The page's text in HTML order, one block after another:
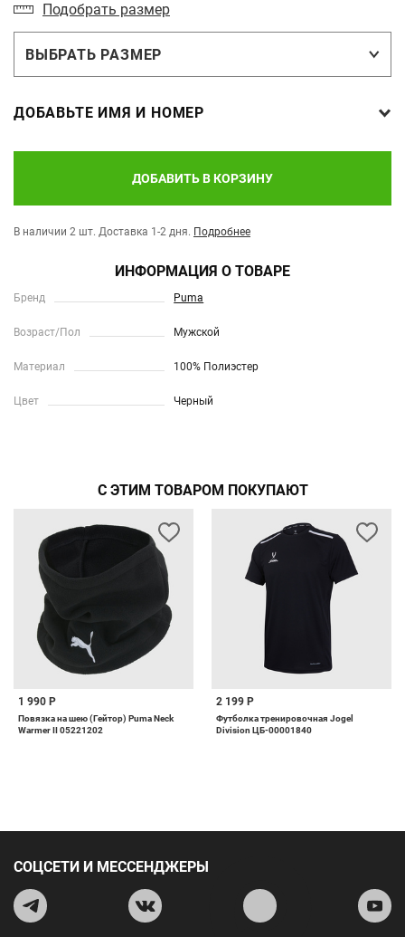
Подобрать размер
ВЫБРАТЬ РАЗМЕР
ДОБАВЬТЕ ИМЯ И НОМЕР
ДОБАВИТЬ В КОРЗИНУ
В наличии 2 шт. Доставка 1-2 дня. Подробнее
ИНФОРМАЦИЯ О ТОВАРЕ
Бренд Puma
Возраст/Пол Мужской
Материал 100% Полиэстер
Цвет Черный
С ЭТИМ ТОВАРОМ ПОКУПАЮТ
1 990 Р
Повязка на шею (Гейтор) Puma Neck
Warmer II 05221202
2 199 Р
Футболка тренировочная Jogel
Division ЦБ-00001840
СОЦСЕТИ И МЕССЕНДЖЕРЫ